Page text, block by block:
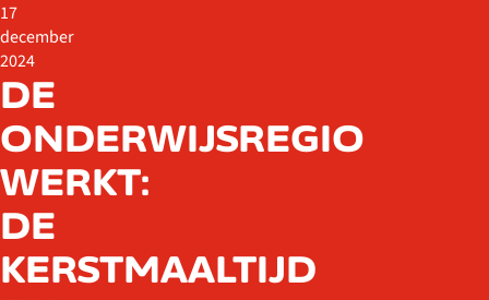
17
december
2024
DE
ONDERWIJSREGIO
WERKT:
DE
KERSTMAALTIJD